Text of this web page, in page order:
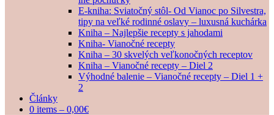
E-kniha: Sviatočný stôl- Od Vianoc po Silvestra,
tipy na veľké rodinné oslavy – luxusná kuchárka
Kniha – Najlepšie recepty s jahodami
Kniha- Vianočné recepty
Kniha – 30 skvelých veľkonočných receptov
Kniha – Vianočné recepty – Diel 2
Výhodné balenie – Vianočné recepty – Diel 1 +
2
Články
0 items – 0,00€